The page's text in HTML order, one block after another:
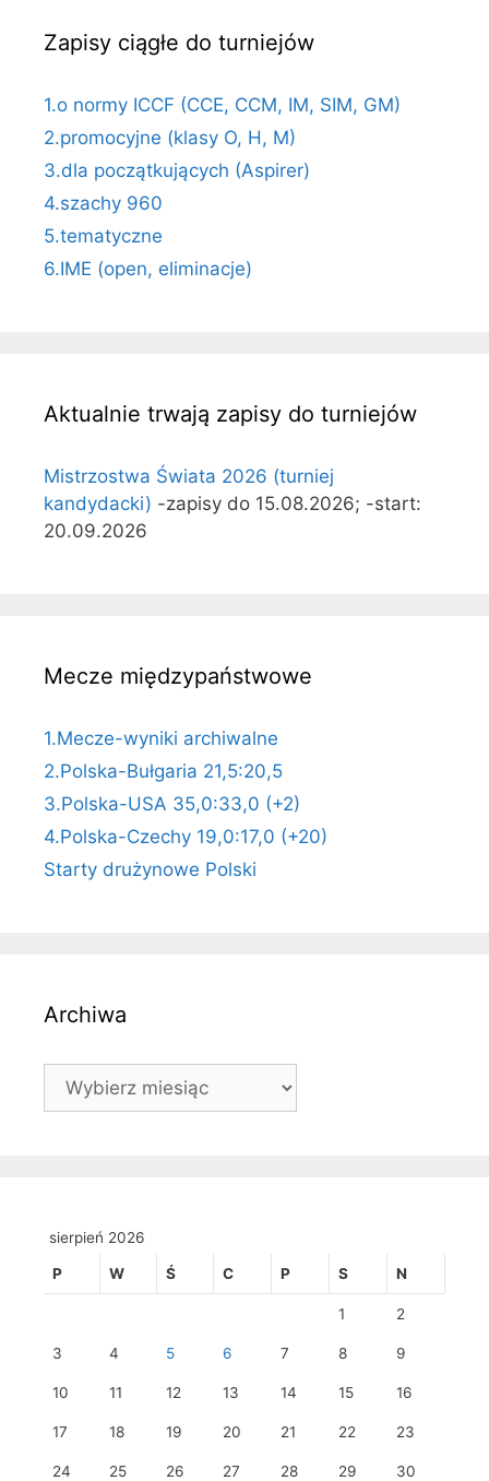
Zapisy ciągłe do turniejów
1.o normy ICCF (CCE, CCM, IM, SIM, GM)
2.promocyjne (klasy O, H, M)
3.dla początkujących (Aspirer)
4.szachy 960
5.tematyczne
6.IME (open, eliminacje)
Aktualnie trwają zapisy do turniejów
Mistrzostwa Świata 2026 (turniej
kandydacki) -zapisy do 15.08.2026; -start:
20.09.2026
Mecze międzypaństwowe
1.Mecze-wyniki archiwalne
2.Polska-Bułgaria 21,5:20,5
3.Polska-USA 35,0:33,0 (+2)
4.Polska-Czechy 19,0:17,0 (+20)
Starty drużynowe Polski
Archiwa
Archiwa
sierpień 2026
P W Ś C P S N
1 2
3 4 5 6 7 8 9
10 11 12 13 14 15 16
17 18 19 20 21 22 23
24 25 26 27 28 29 30